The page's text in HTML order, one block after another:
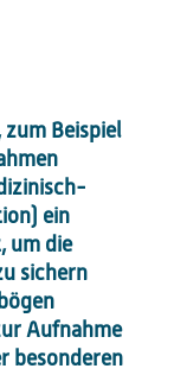
zum Beispiel
ein
um die
sichern
Aufnahme
besonderen